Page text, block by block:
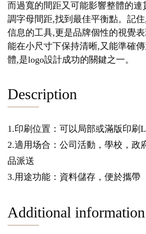
而過寬的間距又可能影響整體的連
調字母間距,找到最佳平衡點。記
信息的工具,更是品牌個性的視覺
能在小尺寸下保持清晰,又能準確
體,是logo設計成功的關鍵之一。
Description
1.印刷位置：可以局部或滿版印刷
2.適用场合：公司活動，學校，政
品派送
3.用途功能：資料儲存，便於攜帶
Additional information